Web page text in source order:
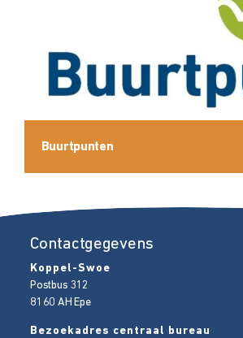
Buurtpunten
Contactgegevens
Koppel-Swoe
Postbus 312
8160 AH Epe
Bezoekadres centraal bureau